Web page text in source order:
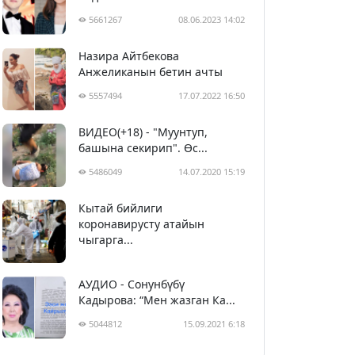
5661267 08.06.2023 14:02
Назира Айтбекова
Анжеликанын бетин ачты
5557494 17.07.2022 16:50
ВИДЕО(+18) - "Муунтуп,
башына секирип". Өс...
5486049 14.07.2020 15:19
Кытай бийлиги
коронавирусту атайын
чыгарга...
АУДИО - Сонунбүбү
Кадырова: “Мен жазган Ка...
5044812 15.09.2021 6:18